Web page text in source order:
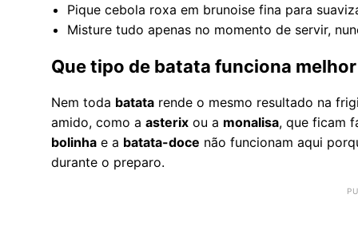
Pique cebola roxa em brunoise fina para
Misture tudo apenas no momento de servir,
Que tipo de batata funciona
Nem toda batata rende o mesmo resultado na
amido, como a asterix ou a monalisa, que ficam
bolinha e a batata-doce não funcionam aqui
durante o preparo.